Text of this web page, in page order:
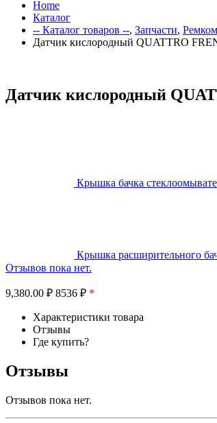
Home
Каталог
-- Каталог товаров --, Запчасти,
Датчик кислородный QUATTRO
Датчик кислородный
Крышка бачка
Крышка расширительного
Отзывов пока нет.
9,380.00 ₽ 8536 ₽ *
Характеристики товара
Отзывы
Где купить?
Отзывы
Отзывов пока нет.